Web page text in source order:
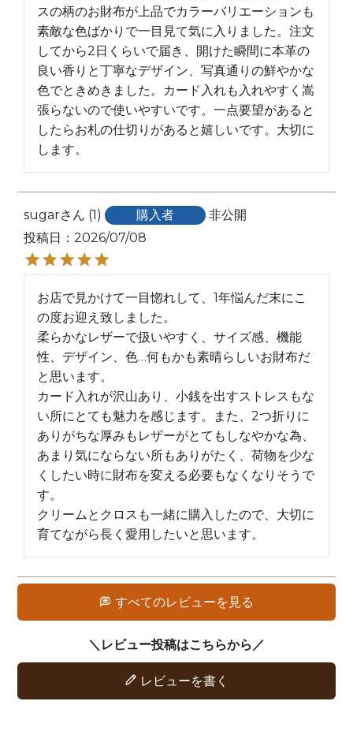
スの柄のお財布が上品でカラーバリエーションも
素敵な色ばかりで一目見て気に入りました。注文
してから2日くらいで届き、開けた瞬間に本革の
良い香りと丁寧なデザイン、写真通りの鮮やかな
色でときめきました。カード入れも入れやすく嵩
張らないので使いやすいです。一点要望があると
したらお札の仕切りがあると嬉しいです。大切に
します。
sugar 1 購入者
非公開
投稿日
2026/07/08
お店で見かけて一目惚れして、1年悩んだ末にこ
の度お迎え致しました。
柔らかなレザーで扱いやすく、サイズ感、機能
性、デザイン、色…何もかも素晴らしいお財布だ
と思います。
カード入れが沢山あり、小銭を出すストレスもな
い所にとても魅力を感じます。また、2つ折りに
ありがちな厚みもレザーがとてもしなやかな為、
あまり気にならない所もありがたく、荷物を少な
くしたい時に財布を変える必要もなくなりそうで
す。
クリームとクロスも一緒に購入したので、大切に
育てながら長く愛用したいと思います。
すべてのレビューを見る
レビューを書く